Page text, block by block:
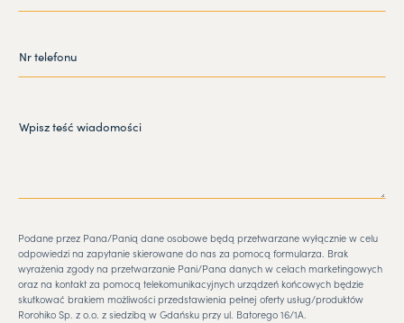
Podane przez Pana/Panią dane osobowe będą przetwarzane wyłącznie w celu
odpowiedzi na zapytanie skierowane do nas za pomocą formularza. Brak
wyrażenia zgody na przetwarzanie Pani/Pana danych w celach marketingowych
oraz na kontakt za pomocą telekomunikacyjnych urządzeń końcowych będzie
skutkować brakiem możliwości przedstawienia pełnej oferty usług/produktów
Rorohiko Sp. z o.o. z siedzibą w Gdańsku przy ul. Batorego 16/1A.